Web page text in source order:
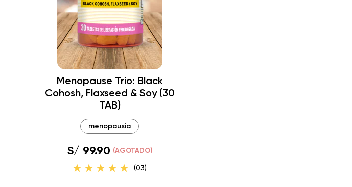
Menopause Trio: Black
Cohosh, Flaxseed & Soy (30
TAB)
menopausia
S/ 99.90 (AGOTADO)
(03)